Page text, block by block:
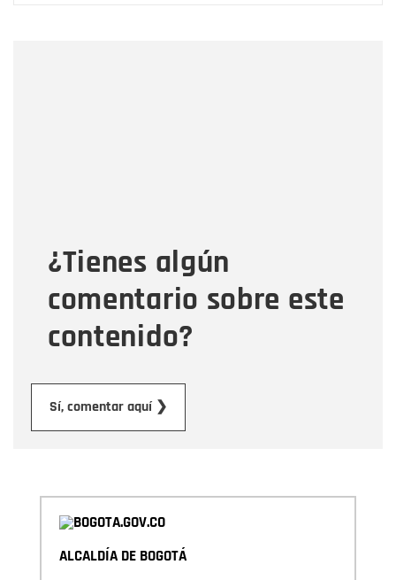
¿Tienes algún
comentario sobre este
contenido?
Sí, comentar aquí ❯
Mensaje
ALCALDÍA DE BOGOTÁ